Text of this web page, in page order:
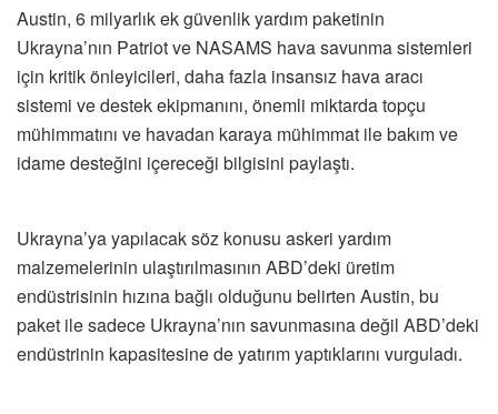
Austin, 6 milyarlık ek güvenlik yardım paketinin
Ukrayna’nın Patriot ve NASAMS hava savunma sistemleri
için kritik önleyicileri, daha fazla insansız hava aracı
sistemi ve destek ekipmanını, önemli miktarda topçu
mühimmatını ve havadan karaya mühimmat ile bakım ve
idame desteğini içereceği bilgisini paylaştı.
Ukrayna’ya yapılacak söz konusu askeri yardım
malzemelerinin ulaştırılmasının ABD’deki üretim
endüstrisinin hızına bağlı olduğunu belirten Austin, bu
paket ile sadece Ukrayna’nın savunmasına değil ABD’deki
endüstrinin kapasitesine de yatırım yaptıklarını vurguladı.